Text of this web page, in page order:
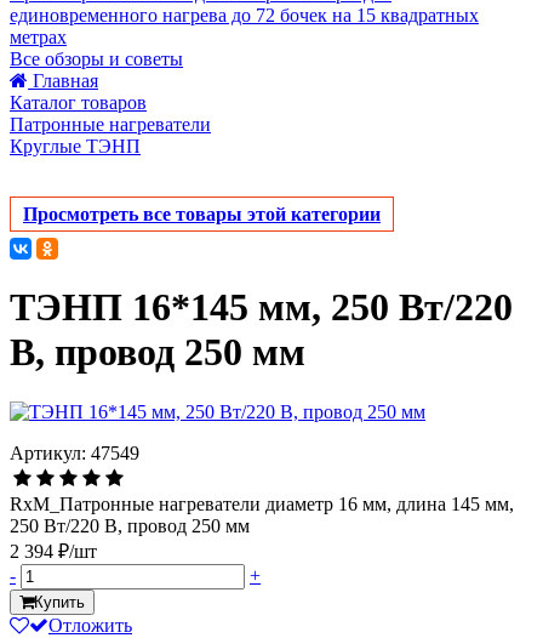
единовременного нагрева до 72 бочек на 15 квадратных
метрах
Все обзоры и советы
Главная
Каталог товаров
Патронные нагреватели
Круглые ТЭНП
Просмотреть все товары этой категории
ТЭНП 16*145 мм, 250 Вт/220
В, провод 250 мм
Артикул: 47549
RxM_Патронные нагреватели диаметр 16 мм, длина 145 мм,
250 Вт/220 В, провод 250 мм
2 394 ₽/шт
-
+
Купить
Отложить